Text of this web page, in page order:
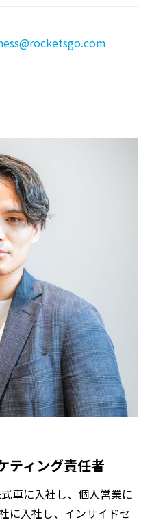
ティング責任者
車に入社し、個人営業に
に入社し、インサイドセ